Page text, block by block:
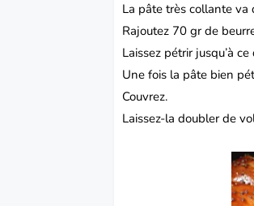
La pâte très collante
Rajoutez 70 gr de
Laissez pétrir jusqu’à
Une fois la pâte bien
Couvrez.
Laissez-la doubler de